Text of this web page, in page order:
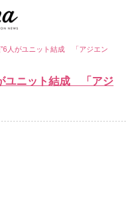
人がユニット結成 「アジエン
ユニット結成 「アジ